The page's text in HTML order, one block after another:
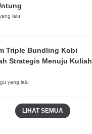
lalu
Triple Bundling Kobi
Strategis Menuju Kuliah
yang lalu
LIHAT SEMUA